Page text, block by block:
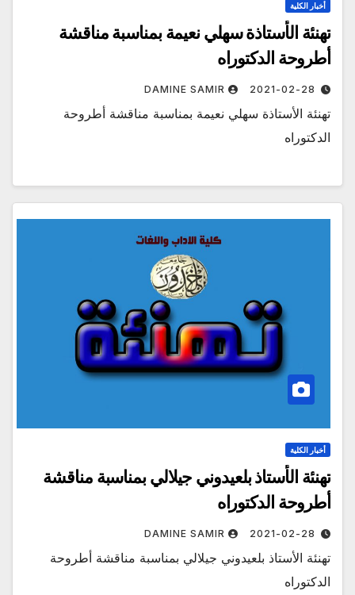
أخبار الكلية
تهنئة الأستاذة سهلي نعيمة بمناسبة مناقشة
أطروحة الدكتوراه
2021-02-28
DAMINE SAMIR
تهنئة الأستاذة سهلي نعيمة بمناسبة مناقشة أطروحة
الدكتوراه
أخبار الكلية
تهنئة الأستاذ بلعيدوني جيلالي بمناسبة مناقشة
أطروحة الدكتوراه
2021-02-28
DAMINE SAMIR
تهنئة الأستاذ بلعيدوني جيلالي بمناسبة مناقشة أطروحة
الدكتوراه